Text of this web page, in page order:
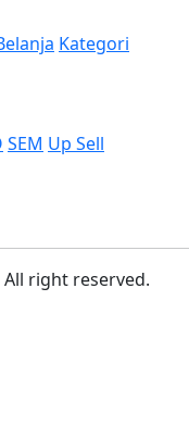
Kategori
SEM Up Sell
right reserved.